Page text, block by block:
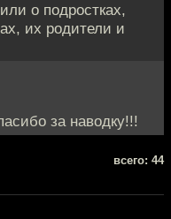
о подростках,
их родители и
за наводку!!!
всего: 44